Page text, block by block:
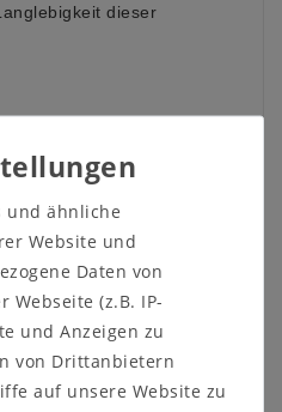
dieser
breit (78.C-
das, was Sie suchen
anderes Möbelstück?
und ähnliche
Website und
Daten von
Webseite (z.B. IP-
und Anzeigen zu
von Drittanbietern
auf unsere Website zu